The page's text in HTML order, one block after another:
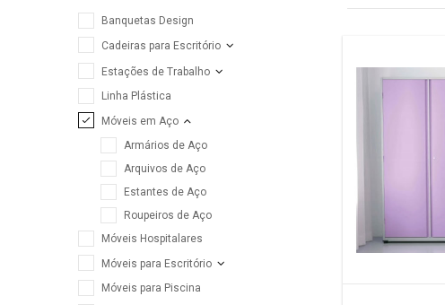
Banquetas Design
Cadeiras para Escritório
Estações de Trabalho
Linha Plástica
Móveis em Aço
Armários de Aço
Arquivos de Aço
Estantes de Aço
Roupeiros de Aço
Móveis Hospitalares
Móveis para Escritório
Móveis para Piscina